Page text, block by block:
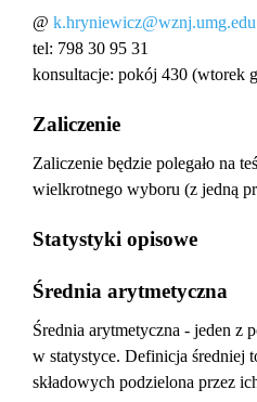
@
tel: 798 30 95 31
konsultacje: pokój 430 (wtorek
Zaliczenie
Zaliczenie będzie polegało na
wielkrotnego wyboru (z jedną
Statystyki opisowe
Średnia arytmetyczna
Średnia arytmetyczna - jeden z
w statystyce. Definicja średniej
składowych podzielona przez